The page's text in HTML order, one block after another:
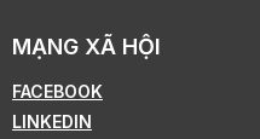
MẠNG XÃ HỘI
FACEBOOK
LINKEDIN